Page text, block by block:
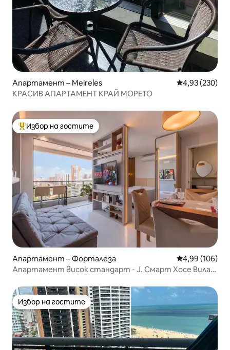
Апартамент – Meireles Средна
4,93 (230)
КРАСИВ АПАРТАМЕНТ КРАЙ МОРЕТО
Най-популярен избор на гостите
Избор на гостите
Апартамент – Форталеза Средна
4,99 (106)
Апартамент висок стандарт - J. Смарт Хосе Вилар
Избор на гостите
Избор на гостите